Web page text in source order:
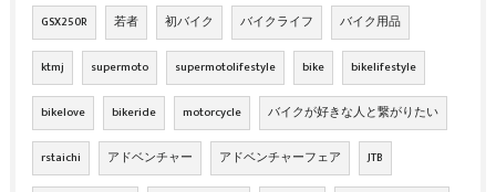
GSX250R 若者 初バイク バイクライフ バイク用品
ktmj supermoto supermotolifestyle bike bikelifestyle
bikelove bikeride motorcycle バイクが好きな人と繋がりたい
rstaichi アドベンチャー アドベンチャーフェア JTB